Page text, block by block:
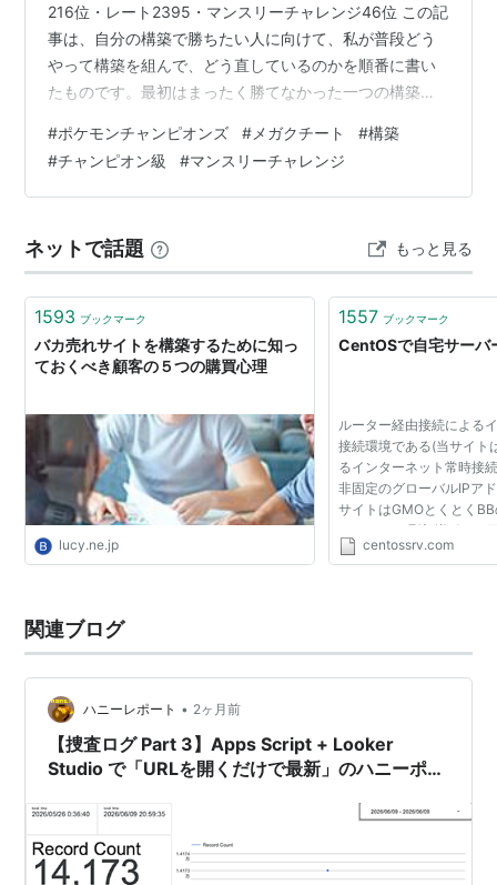
216位・レート2395・マンスリーチャレンジ46位 この記
事は、自分の構築で勝ちたい人に向けて、私が普段どう
やって構築を組んで、どう直しているのかを順番に書い
たものです。最初はまったく勝てなかった一つの構築
か、実例として最後にまるごと紹介します。 はじめに 最
初に断っておくと、これから書くことは全部私の自論で
す。間違っているところもあると思いますし、もっと深
組んでいる」という一例として、気楽に読んでもらえた
ら嬉しいです。 想定しているのは、…
#ポケモンチャンピオンズ # メガクチート #構築
#チャンピオン級 #マンスリーチャレンジ
ネットで話題 もっと見る
1593 ブックマーク
バカ売れサイトを構築するために知っ
ておくべき顧客の５つの購買心理
lucy.ne.jp
1557 ブックマーク
CentOSで自宅サーバ
ルーター経由接続による
接続環境である(当サイト
るインターネット常時接
非固定のグローバルIPア
サイトはGMOとくとく
IPアドレス環境(逆引き
バーを構築する場合は逆
centossrv.com
関連ブログ
ハニーレポート • 2ヶ月前
【捜査ログ Part 3】Apps Script + Looker
Studio で「URLを開くだけで最新」のハニーポッ